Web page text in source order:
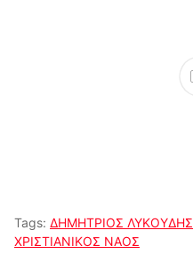
Tags: ΔΗΜΗΤΡΙΟΣ ΛΥΚΟΥΔΗΣ
ΧΡΙΣΤΙΑΝΙΚΟΣ ΝΑΟΣ